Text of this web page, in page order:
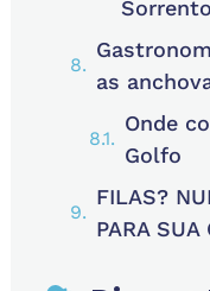
as
Onde
Golfo
FILAS?
PARA SUA